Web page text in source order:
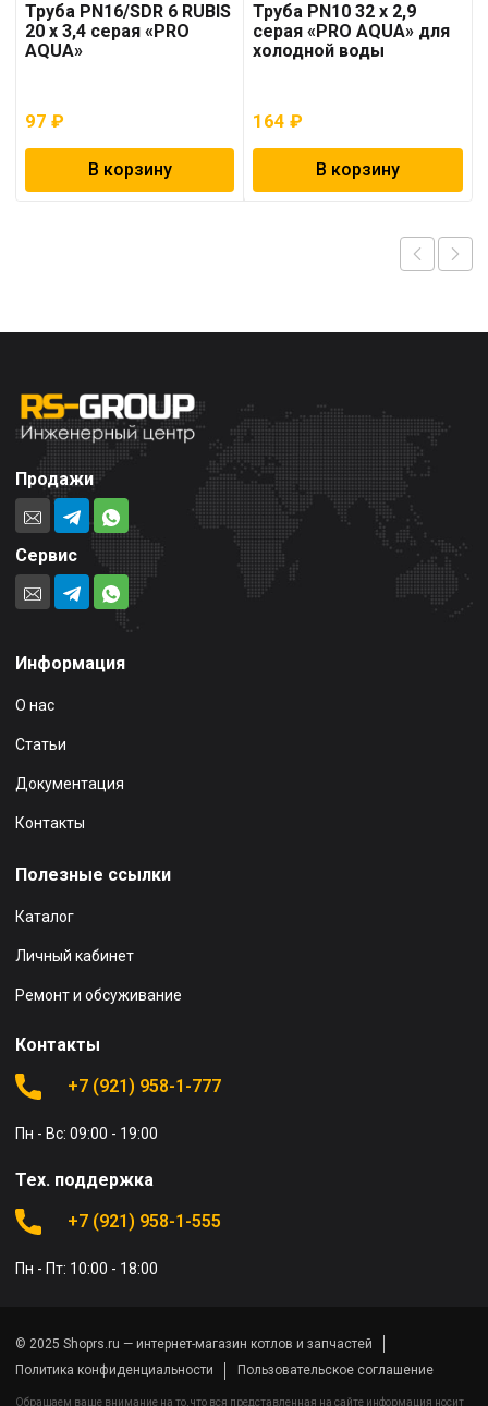
Труба PN16/SDR 6 RUBIS
20 x 3,4 серая «PRO
AQUA»
97 ₽
В корзину
Труба PN10 32 x 2,9
серая «PRO AQUA» для
холодной воды
164₽
В корзину
Продажи
Сервис
Информация
О нас
Статьи
Документация
Контакты
Полезные ссылки
Каталог
Личный кабинет
Ремонт и обсуживание
Контакты
+7 (921) 958-1-777
Пн - Вс: 09:00 - 19:00
Тех. поддержка
+7 (921) 958-1-555
Пн - Пт: 10:00 - 18:00
© 2025 Shoprs.ru — интернет-магазин котлов и запчастей
Политика конфиденциальности
Пользовательское соглашение
Обращаем ваше внимание на то, что вся представленная на сайте информация носит